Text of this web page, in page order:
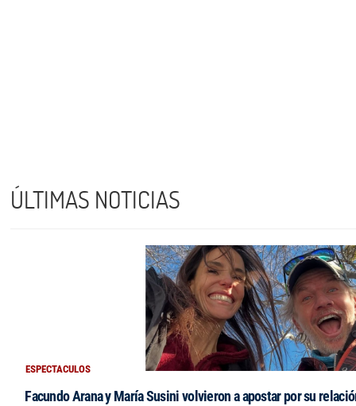
ÚLTIMAS NOTICIAS
ESPECTACULOS
Facundo Arana y María Susini volvieron a apostar por su